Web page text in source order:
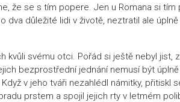
že se s tím popere. Jen u Romana si tím
důležité lidi v životě, neztratil ale
kvůli svému otci. Pořád si ještě nebyl jist,
bezprostřední jednání nemusí být
v jeho tváři nezahlédl námitky, přitiskl
prstem a spojil jejich rty v letmém